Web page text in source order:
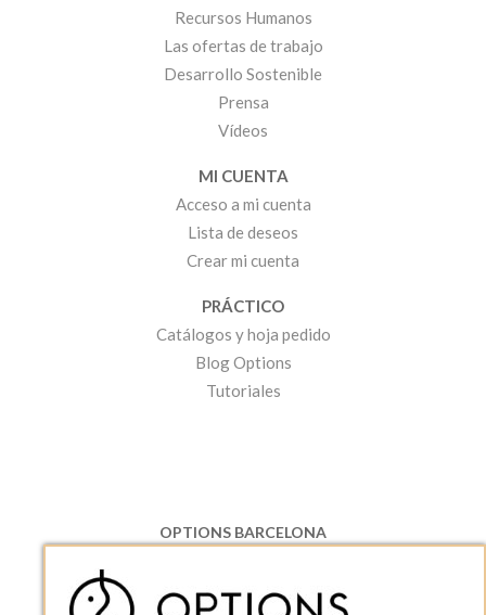
Recursos Humanos
Las ofertas de trabajo
Desarrollo Sostenible
Prensa
Vídeos
MI CUENTA
Acceso a mi cuenta
Lista de deseos
Crear mi cuenta
PRÁCTICO
Catálogos y hoja pedido
Blog Options
Tutoriales
OPTIONS BARCELONA
08130 Santa Perpetua de Moguda, Barcelona
ESPAñA